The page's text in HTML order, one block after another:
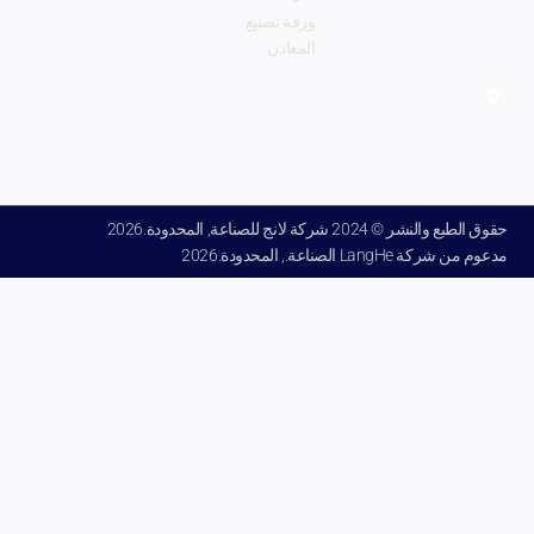
ورقة تصنيع
المعادن
حقوق الطبع والنشر © 2024 شركة لانج للصناعة, المحدودة.2026
مدعوم من شركة LangHe الصناعة., المحدودة.2026